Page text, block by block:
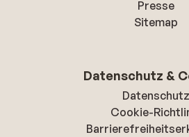
Presse
Sitemap
Datenschutz &
Datenschutz
Cookie-